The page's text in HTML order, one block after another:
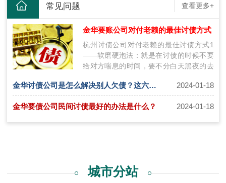
常见问题 查看更多+
金华要账公司对付老赖的最佳讨债方式
杭州讨债公司对付老赖的最佳讨债方式1
——软磨硬泡法：就是在讨债的时候不要
给对方喘息的时间，要不分白天黑夜的去
过…
金华讨债公司是怎么解决别人欠债？这六种方式需要了解！ 2024-01-18
金华要债公司民间讨债最好的办法是什么？ 2024-01-18
城市分站